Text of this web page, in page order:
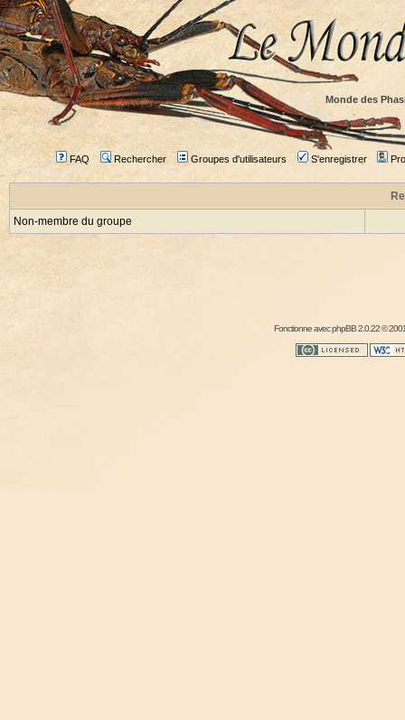
Monde des
FAQ Rechercher Groupes d'utilisateurs S'enregistrer
Non-membre du groupe
Fonctionne avecphpBB2.0.22 ©